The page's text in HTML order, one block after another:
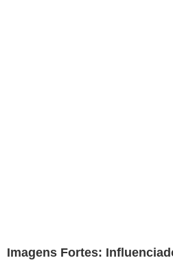
Imagens Fortes: